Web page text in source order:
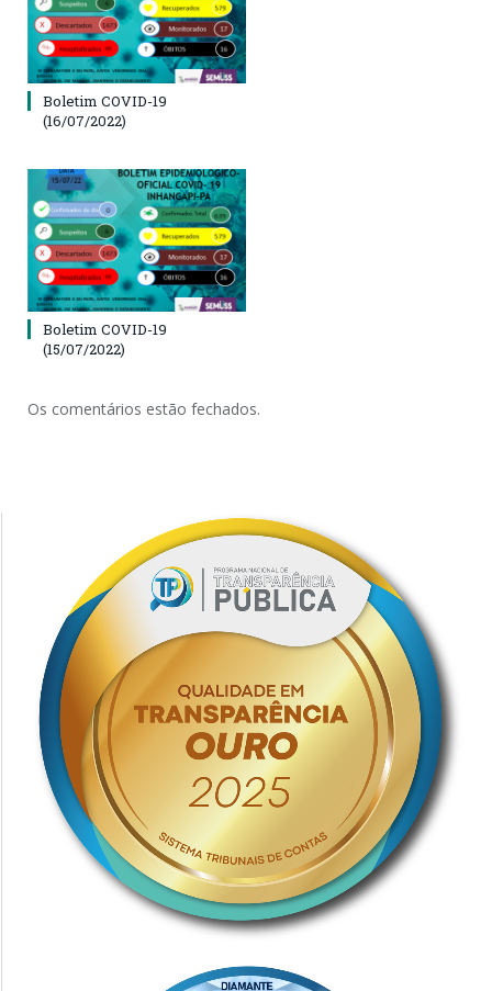
Boletim COVID-19
(16/07/2022)
Boletim COVID-19
(15/07/2022)
Os comentários estão fechados.